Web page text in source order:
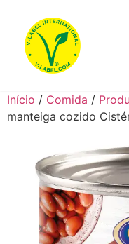
Início / Comida /
manteiga cozido